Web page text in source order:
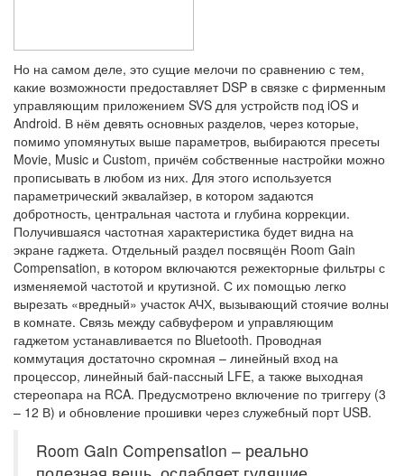
Но на самом деле, это сущие мелочи по сравнению с тем,
какие возможности предоставляет DSP в связке с фирменным
управляющим приложением SVS для устройств под iOS и
Android. В нём девять основных разделов, через которые,
помимо упомянутых выше параметров, выбираются пресеты
Movie, Music и Custom, причём собственные настройки можно
прописывать в любом из них. Для этого используется
параметрический эквалайзер, в котором задаются
добротность, центральная частота и глубина коррекции.
Получившаяся частотная характеристика будет видна на
экране гаджета. Отдельный раздел посвящён Room Gain
Compensation, в котором включаются режекторные фильтры с
изменяемой частотой и крутизной. С их помощью легко
вырезать «вредный» участок АЧХ, вызывающий стоячие волны
в комнате. Связь между сабвуфером и управляющим
гаджетом устанавливается по Bluetooth. Проводная
коммутация достаточно скромная – линейный вход на
процессор, линейный бай-пассный LFE, а также выходная
стереопара на RCA. Предусмотрено включение по триггеру (3
– 12 В) и обновление прошивки через служебный порт USB.
Room Gain Compensation – реально